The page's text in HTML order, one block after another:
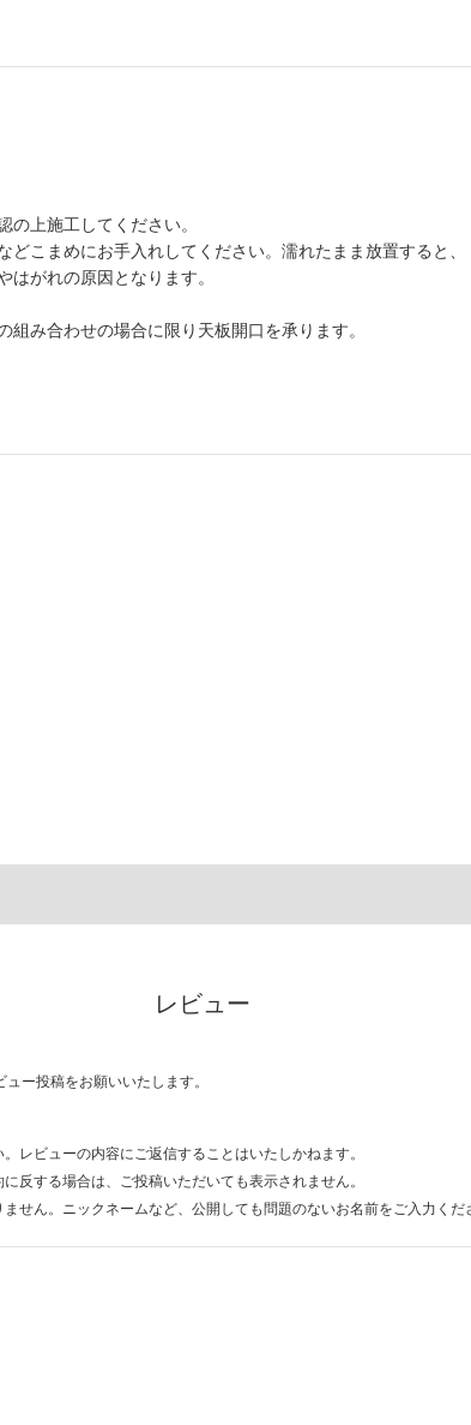
上施工してください。
こまめにお手入れしてください。濡れたまま放置すると、
がれの原因となります。
み合わせの場合に限り天板開口を承ります。
レビュー
ー投稿をお願いいたします。
レビューの内容にご返信することはいたしかねます。
反する場合は、ご投稿いただいても表示されません。
せん。ニックネームなど、公開しても問題のないお名前をご入力くだ